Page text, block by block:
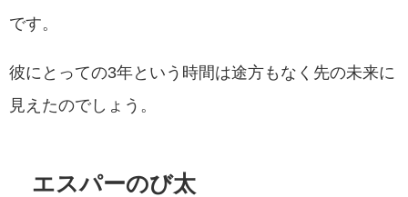
です。
彼にとっての3年という時間は途方もなく先の未来に
見えたのでしょう。
エスパーのび太